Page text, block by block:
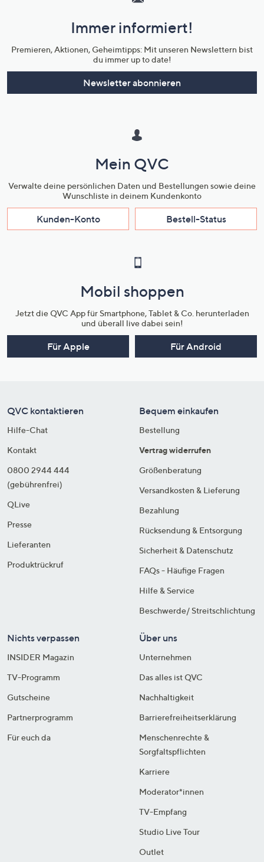
Unternehmensinformationen
Immer informiert!
Premieren, Aktionen, Geheimtipps: Mit unseren Newslettern bist
du immer up to date!
Newsletter abonnieren
Mein QVC
Verwalte deine persönlichen Daten und Bestellungen sowie deine
Wunschliste in deinem Kundenkonto
Kunden-Konto Bestell-Status
Mobil shoppen
Jetzt die QVC App für Smartphone, Tablet & Co. herunterladen
und überall live dabei sein!
Für Apple Für Android
QVC kontaktieren
Hilfe-Chat
Kontakt
0800 2944 444
(gebührenfrei)
QLive
Presse
Lieferanten
Produktrückruf
Bequem einkaufen
Bestellung
Vertrag widerrufen
Größenberatung
Versandkosten & Lieferung
Bezahlung
Rücksendung & Entsorgung
Sicherheit & Datenschutz
FAQs - Häufige Fragen
Hilfe & Service
Beschwerde/ Streitschlichtung
Nichts verpassen
INSIDER Magazin
TV-Programm
Gutscheine
Partnerprogramm
Für euch da
Über uns
Unternehmen
Das alles ist QVC
Nachhaltigkeit
Barrierefreiheitserklärung
Menschenrechte &
Sorgfaltspflichten
Karriere
Moderator*innen
TV-Empfang
Studio Live Tour
Outlet